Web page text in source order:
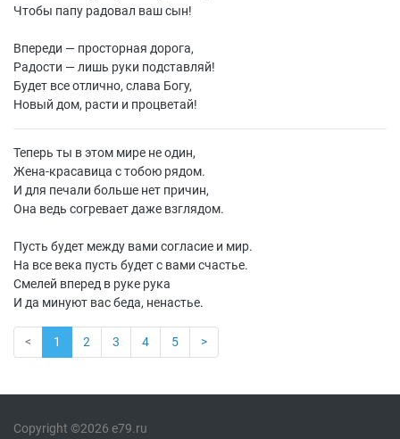
Чтобы папу радовал ваш сын!
Впереди — просторная дорога,
Радости — лишь руки подставляй!
Будет все отлично, слава Богу,
Новый дом, расти и процветай!
Теперь ты в этом мире не один,
Жена-красавица с тобою рядом.
И для печали больше нет причин,
Она ведь согревает даже взглядом.
Пусть будет между вами согласие и мир.
На все века пусть будет с вами счастье.
Смелей вперед в руке рука
И да минуют вас беда, ненастье.
< 1 2 3 4 5 >
Copyright ©2026 e79.ru